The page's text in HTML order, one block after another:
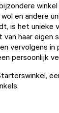
en andere
is het unieke
haar
vervolgens
persoonlijk